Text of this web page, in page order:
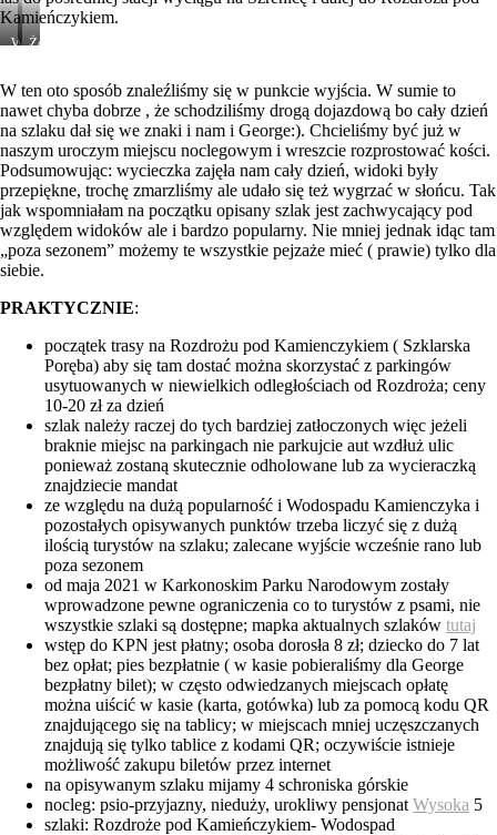
Kamieńczykiem.
Widoki
Żółty
W ten oto sposób znaleźliśmy się w punkcie wyjścia. W sumie to
nawet chyba dobrze , że schodziliśmy drogą dojazdową bo cały dzień
na szlaku dał się we znaki i nam i George:). Chcieliśmy być już w
naszym uroczym miejscu noclegowym i wreszcie rozprostować kości.
Podsumowując: wycieczka zajęła nam cały dzień, widoki były
przepiękne, trochę zmarzliśmy ale udało się też wygrzać w słońcu. Tak
jak wspomniałam na początku opisany szlak jest zachwycający pod
względem widoków ale i bardzo popularny. Nie mniej jednak idąc tam
„poza sezonem” możemy te wszystkie pejzaże mieć ( prawie) tylko dla
siebie.
PRAKTYCZNIE:
początek trasy na Rozdrożu pod Kamienczykiem ( Szklarska
Poręba) aby się tam dostać można skorzystać z parkingów
usytuowanych w niewielkich odległościach od Rozdroża; ceny
10-20 zł za dzień
szlak należy raczej do tych bardziej zatłoczonych więc jeżeli
braknie miejsc na parkingach nie parkujcie aut wzdłuż ulic
ponieważ zostaną skutecznie odholowane lub za wycieraczką
znajdziecie mandat
ze względu na dużą popularność i Wodospadu Kamienczyka i
pozostałych opisywanych punktów trzeba liczyć się z dużą
ilością turystów na szlaku; zalecane wyjście wcześnie rano lub
poza sezonem
od maja 2021 w Karkonoskim Parku Narodowym zostały
wprowadzone pewne ograniczenia co to turystów z psami, nie
wszystkie szlaki są dostępne; mapka aktualnych szlaków tutaj
wstęp do KPN jest płatny; osoba dorosła 8 zł; dziecko do 7 lat
bez opłat; pies bezpłatnie ( w kasie pobieraliśmy dla George
bezpłatny bilet); w często odwiedzanych miejscach opłatę
można uiścić w kasie (karta, gotówka) lub za pomocą kodu QR
znajdującego się na tablicy; w miejscach mniej uczęszczanych
znajdują się tylko tablice z kodami QR; oczywiście istnieje
możliwość zakupu biletów przez internet
na opisywanym szlaku mijamy 4 schroniska górskie
nocleg: psio-przyjazny, nieduży, urokliwy pensjonat Wysoka 5
szlaki: Rozdroże pod Kamieńczykiem- Wodospad